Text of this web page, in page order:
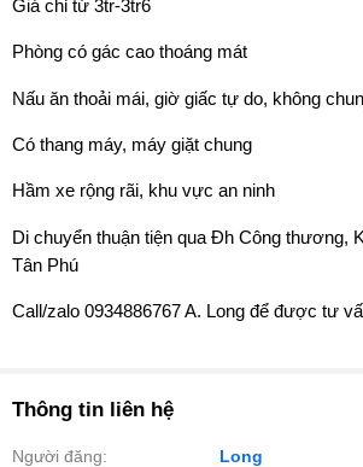
Giá chỉ từ 3tr-3tr6
Phòng có gác cao thoáng mát
Nấu ăn thoải mái, giờ giấc tự do, không
Có thang máy, máy giặt chung
Hầm xe rộng rãi, khu vực an ninh
Di chuyển thuận tiện qua Đh Công thương,
Tân Phú
Call/zalo 0934886767 A. Long để được tư
Thông tin liên hệ
Người đăng: Long